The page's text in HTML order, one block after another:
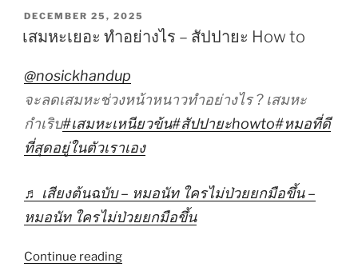
POSTED
ON
DECEMBER 25, 2025
เสมหะเยอะ ทำอย่างไร – สัปปายะ How to
@nosickhandup
จะลดเสมหะช่วงหน้าหนาวทำอย่างไร ? เสมหะ
กำเริบ#เสมหะเหนียวข้น#สัปปายะhowto#หมอที่ดี
ที่สุดอยู่ในตัวเราเอง
♬ เสียงต้นฉบับ – หมอนัท ใครไม่ป่วยยกมือขึ้น –
หมอนัท ใครไม่ป่วยยกมือขึ้น
Continue reading“เสมหะ